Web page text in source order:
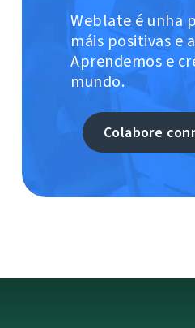
Weblate é unha
máis positivas e
Aprendemos e
mundo.
Colabore